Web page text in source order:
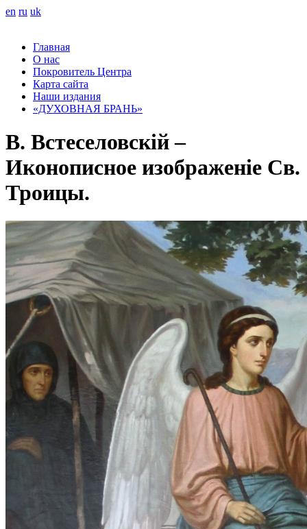
en ru uk
Главная
О нас
Покровитель Центра
Карта сайта
Наши издания
«ДУХОВНАЯ БРАНЬ»
B. Встеселовскій –
Иконописное изображеніе Св.
Троицы.